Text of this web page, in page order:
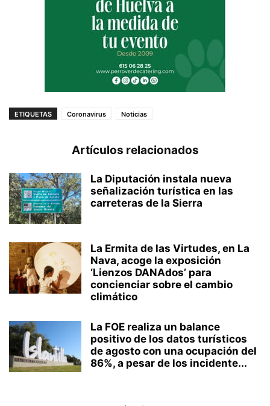
ETIQUETAS Coronavirus Noticias
Artículos relacionados
La Diputación instala nueva
señalización turística en las
carreteras de la Sierra
La Ermita de las Virtudes, en La
Nava, acoge la exposición
‘Lienzos DANAdos’ para
concienciar sobre el cambio
climático
La FOE realiza un balance
positivo de los datos turísticos
de agosto con una ocupación del
86%, a pesar de los incidente...